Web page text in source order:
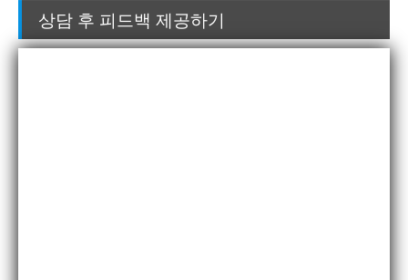
상담 후 피드백 제공하기